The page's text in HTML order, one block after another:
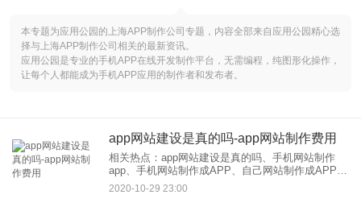
本专题为应用公园的上海APP制作公司专题，内容全部来自应用公园精心选
择与上海APP制作公司相关的最新资讯。
应用公园是专业的手机APP在线开发制作平台，无需编程，纯图形化操作，
让每个人都能成为手机APP应用的制作者和发布者。
app网站建设是真的吗-app网站制作费用
相关热点：app网站建设是真的吗、手机网站制作
app、手机网站制作成APP、自己网站制作成APP、
app网站制作费用 很多人把手机APP软件开发理解
成APP网站建设、其实这是不准备的，APP手机软
2020-10-29 23:00